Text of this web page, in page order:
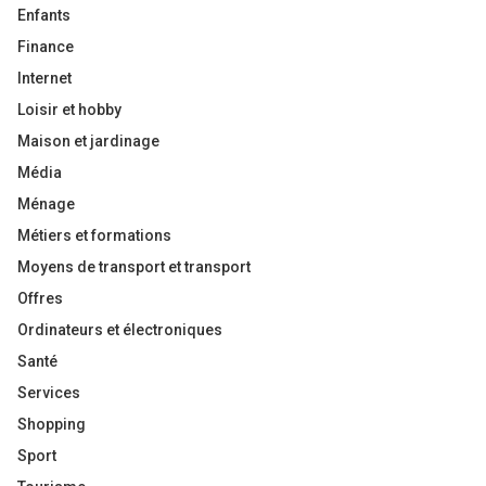
Enfants
Finance
Internet
Loisir et hobby
Maison et jardinage
Média
Ménage
Métiers et formations
Moyens de transport et transport
Offres
Ordinateurs et électroniques
Santé
Services
Shopping
Sport